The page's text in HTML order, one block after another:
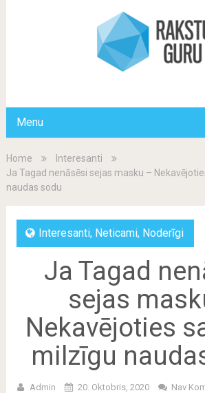
Menu
Home
Interesanti
Ja Tagad nenāsēsi sejas masku –
naudas sodu
Interesanti, Neticami, Noderīgi
Ja Tagad
sejas
Nekavējoties
milzīgu
Admin 20. Oktobris, 2020 Nav